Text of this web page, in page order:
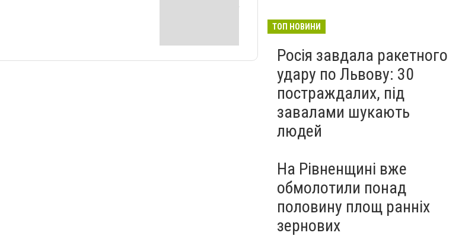
ТОП НОВИНИ
Росія завдала ракетного
удару по Львову: 30
постраждалих, під
завалами шукають
людей
На Рівненщині вже
обмолотили понад
половину площ ранніх
зернових